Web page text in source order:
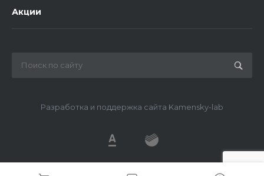
Акции
Разработка и поддержка сайта Kamensky-lab